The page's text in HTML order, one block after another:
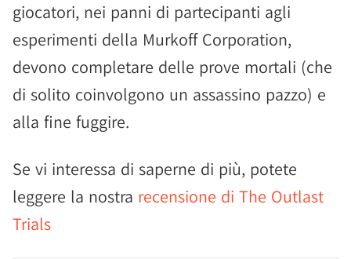
giocatori, nei panni di partecipanti agli
esperimenti della Murkoff Corporation,
devono completare delle prove mortali (che
di solito coinvolgono un assassino pazzo) e
alla fine fuggire.
Se vi interessa di saperne di più, potete
leggere la nostra recensione di The Outlast
Trials